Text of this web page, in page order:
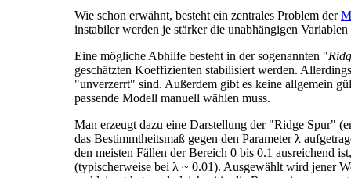
Wie schon erwähnt, besteht ein zentrales Problem der
instabiler werden je stärker die unabhängigen
Eine mögliche Abhilfe besteht in der sogenannten "
geschätzten Koeffizienten stabilisiert werden.
"unverzerrt" sind. Außerdem gibt es keine allgemein
passende Modell manuell wählen muss.
Man erzeugt dazu eine Darstellung der "Ridge Spur"
das Bestimmtheitsmaß gegen den Parameter λ
den meisten Fällen der Bereich 0 bis 0.1 ausreichend
(typischerweise bei λ ~ 0.01). Ausgewählt wird jener